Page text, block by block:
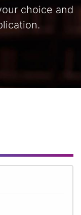
choice and